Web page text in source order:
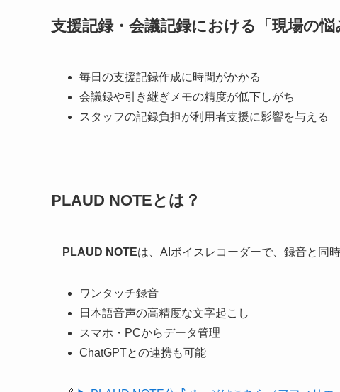
支援記録・会議記録における「現場の悩
毎日の支援記録作成に時間がかかる
会議録や引き継ぎメモの精度が低下しがち
スタッフの記録負担が利用者支援に影響を与える
PLAUD NOTEとは？
PLAUD NOTEは、AIボイスレコーダーで、録音と同
ワンタッチ録音
日本語音声の高精度な文字起こし
スマホ・PCからデータ管理
ChatGPTとの連携も可能